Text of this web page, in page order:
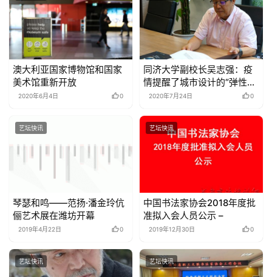
澳大利亚国家博物馆和国家
美术馆重新开放
2020年6月4日 0
同济大学副校长吴志强：疫
情提醒了城市设计的“弹性空
间”
2020年7月24日 0
艺坛快讯
琴瑟和鸣——范扬·潘金玲伉
俪艺术展在潍坊开幕
2019年4月22日 0
艺坛快讯
中国书法家协会2018年度批
准拟入会人员公示 –
2019年12月30日 0
艺坛快讯 艺坛快讯